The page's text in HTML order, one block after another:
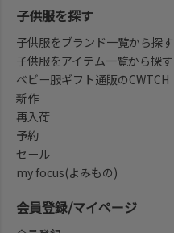
子供服を探す
子供服をブランド一覧から探す
子供服をアイテム一覧から探す
ベビー服ギフト通販のCWTCH
新作
再入荷
予約
セール
my focus(よみもの)
会員登録/マイページ